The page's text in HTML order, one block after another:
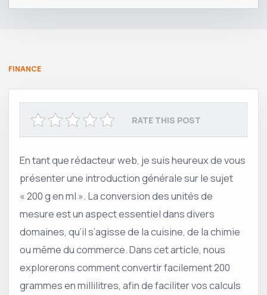
FINANCE
RATE THIS POST
En tant que rédacteur web, je suis heureux de vous
présenter une introduction générale sur le sujet
« 200 g en ml ». La conversion des unités de
mesure est un aspect essentiel dans divers
domaines, qu’il s’agisse de la cuisine, de la chimie
ou même du commerce. Dans cet article, nous
explorerons comment convertir facilement 200
grammes en millilitres, afin de faciliter vos calculs